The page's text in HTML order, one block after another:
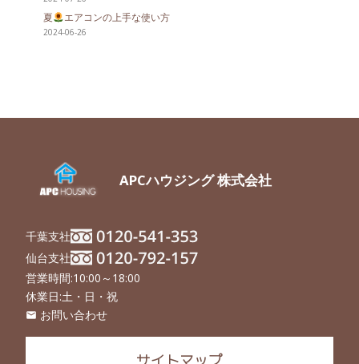
夏 エアコンの上手な使い方
2024-06-26
APCハウジング 株式会社
千葉支社
仙台支社
営業時間:10:00～18:00
休業日:土・日・祝
email お問い合わせ